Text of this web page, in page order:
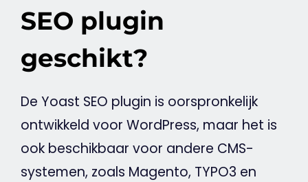
SEO plugin
geschikt?
De Yoast SEO plugin is oorspronkelijk
ontwikkeld voor WordPress, maar het is
ook beschikbaar voor andere CMS-
systemen, zoals Magento, TYPO3 en